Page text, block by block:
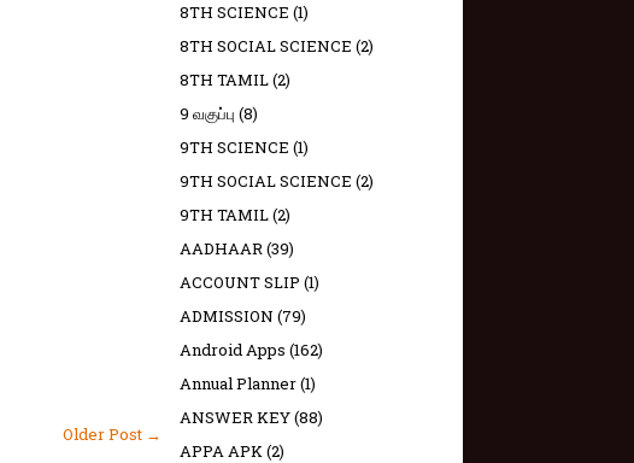
Older Post →
8TH SCIENCE (1)
8TH SOCIAL SCIENCE (2)
8TH TAMIL(2)
9 வகுப்பு (8)
9TH SCIENCE (1)
9TH SOCIAL SCIENCE (2)
9TH TAMIL(2)
AADHAAR(39)
ACCOUNT SLIP (1)
ADMISSION (79)
Android Apps (162)
Annual Planner(1)
ANSWER KEY(88)
APPA APK(2)